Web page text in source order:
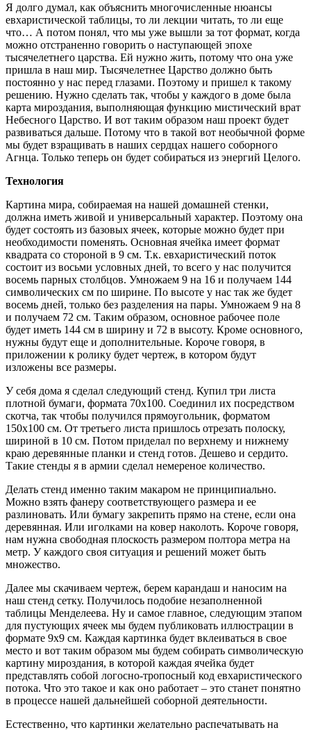
Я долго думал, как объяснить многочисленные нюансы
евхаристической таблицы, то ли лекции читать, то ли еще
что… А потом понял, что мы уже вышли за тот формат, когда
можно отстраненно говорить о наступающей эпохе
тысячелетнего царства. Ей нужно жить, потому что она уже
пришла в наш мир. Тысячелетнее Царство должно быть
постоянно у нас перед глазами. Поэтому и пришел к такому
решению. Нужно сделать так, чтобы у каждого в доме была
карта мироздания, выполняющая функцию мистический врат
Небесного Царство. И вот таким образом наш проект будет
развиваться дальше. Потому что в такой вот необычной форме
мы будет взращивать в наших сердцах нашего соборного
Агнца. Только теперь он будет собираться из энергий Целого.
Технология
Картина мира, собираемая на нашей домашней стенки,
должна иметь живой и универсальный характер. Поэтому она
будет состоять из базовых ячеек, которые можно будет при
необходимости поменять. Основная ячейка имеет формат
квадрата со стороной в 9 см. Т.к. евхаристический поток
состоит из восьми условных дней, то всего у нас получится
восемь парных столбцов. Умножаем 9 на 16 и получаем 144
символических см по ширине. По высоте у нас так же будет
восемь дней, только без разделения на пары. Умножаем 9 на 8
и получаем 72 см. Таким образом, основное рабочее поле
будет иметь 144 см в ширину и 72 в высоту. Кроме основного,
нужны будут еще и дополнительные. Короче говоря, в
приложении к ролику будет чертеж, в котором будут
изложены все размеры.
У себя дома я сделал следующий стенд. Купил три листа
плотной бумаги, формата 70х100. Соединил их посредством
скотча, так чтобы получился прямоугольник, форматом
150х100 см. От третьего листа пришлось отрезать полоску,
шириной в 10 см. Потом приделал по верхнему и нижнему
краю деревянные планки и стенд готов. Дешево и сердито.
Такие стенды я в армии сделал немереное количество.
Делать стенд именно таким макаром не принципиально.
Можно взять фанеру соответствующего размера и ее
разлиновать. Или бумагу закрепить прямо на стене, если она
деревянная. Или иголками на ковер наколоть. Короче говоря,
нам нужна свободная плоскость размером полтора метра на
метр. У каждого своя ситуация и решений может быть
множество.
Далее мы скачиваем чертеж, берем карандаш и наносим на
наш стенд сетку. Получилось подобие незаполненной
таблицы Менделеева. Ну и самое главное, следующим этапом
для пустующих ячеек мы будем публиковать иллюстрации в
формате 9х9 см. Каждая картинка будет вклеиваться в свое
место и вот таким образом мы будем собирать символическую
картину мироздания, в которой каждая ячейка будет
представлять собой логосно-тропосный код евхаристического
потока. Что это такое и как оно работает – это станет понятно
в процессе нашей дальнейшей соборной деятельности.
Естественно, что картинки желательно распечатывать на